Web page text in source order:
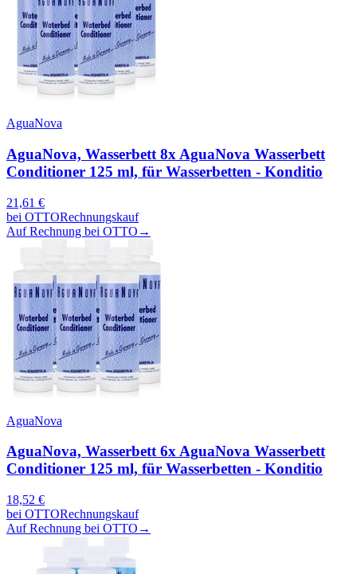
AguaNova
AguaNova, Wasserbett 8x AguaNova Wasserbett
Conditioner 125 ml, für Wasserbetten - Konditio
21,61 €
bei OTTORechnungskauf
Auf Rechnung bei OTTO →
AguaNova
AguaNova, Wasserbett 6x AguaNova Wasserbett
Conditioner 125 ml, für Wasserbetten - Konditio
18,52 €
bei OTTORechnungskauf
Auf Rechnung bei OTTO →